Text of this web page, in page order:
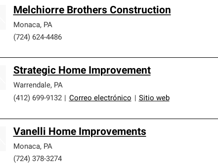
Melchiorre Brothers Construction
Monaca, PA
(724) 624-4486
Strategic Home Improvement
Warrendale, PA
(412) 699-9132
Correo electrónico Sitio web
Vanelli Home Improvements
Monaca, PA
(724) 378-3274